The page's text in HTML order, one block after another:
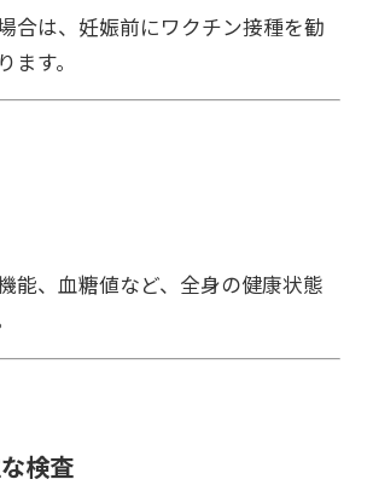
合は、妊娠前にワクチン接種を勧
す。
能、血糖値など、全身の健康状態
検査